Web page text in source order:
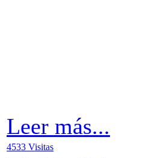
Leer más...
4533 Visitas